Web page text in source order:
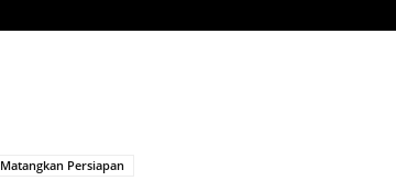
Matangkan Persiapan